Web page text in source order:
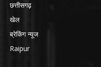
छत्तीसगढ़
खेल
ब्रेकिंग न्यूज
Raipur